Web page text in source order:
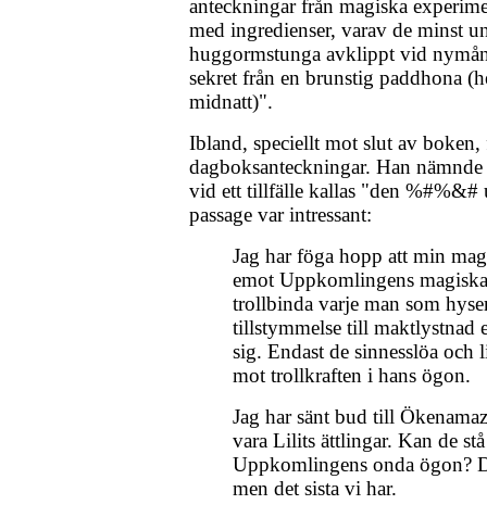
anteckningar från magiska
med ingredienser, varav de minst
huggormstunga avklippt vid
sekret från en brunstig paddhona
midnatt)".
Ibland, speciellt mot slut av boken,
dagboksanteckningar. Han
vid ett tillfälle kallas "den %#%&#
passage var intressant:
Jag har föga hopp att min
emot Uppkomlingens
trollbinda varje man som
tillstymmelse till maktlystnad
sig. Endast de sinnesslöa
mot trollkraften i hans ögon.
Jag har sänt bud till
vara Lilits ättlingar. Kan de
Uppkomlingens onda ögon?
men det sista vi har.